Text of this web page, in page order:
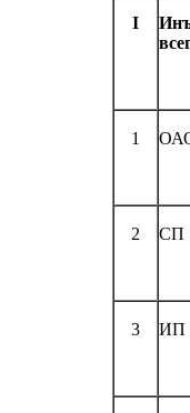
I
1
2 СП
3 ИП